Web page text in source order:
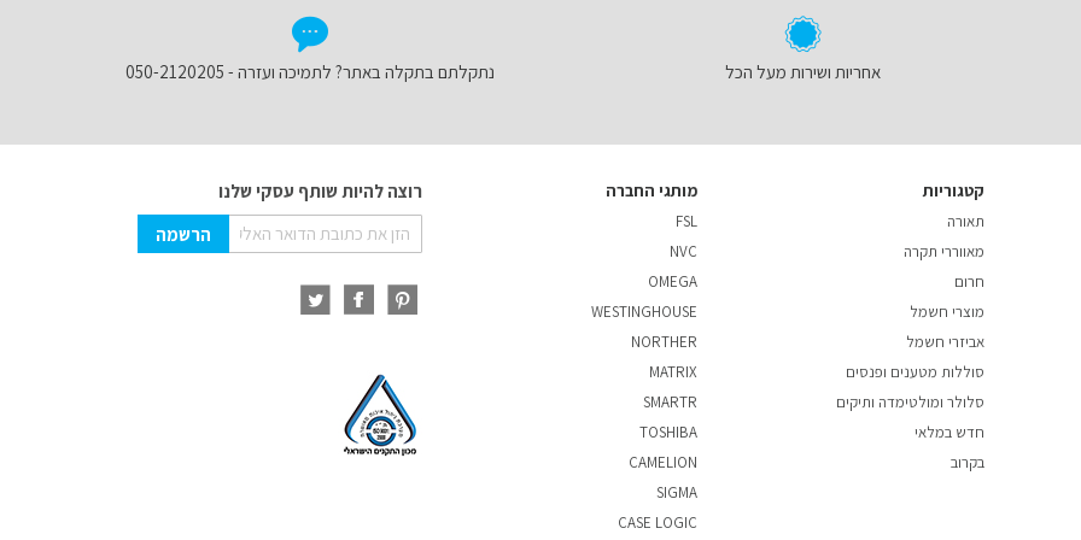
נתקלתם בתקלה באתר? לתמיכה ועזרה - 050-2120205 אחריות ושירות מעל הכל
קטגוריות
תאורה
מאווררי תקרה
חרום
מוצרי חשמל
אביזרי חשמל
סוללות מטענים ופנסים
סלולר ומולטימדה ותיקים
חדש במלאי
בקרוב
מותגי החברה
FSL
NVC
OMEGA
WESTINGHOUSE
NORTHER
MATRIX
SMARTR
TOSHIBA
CAMELION
SIGMA
CASE LOGIC
רוצה להיות שותף עסקי שלנו
Sign
Up
Our
הרשמה